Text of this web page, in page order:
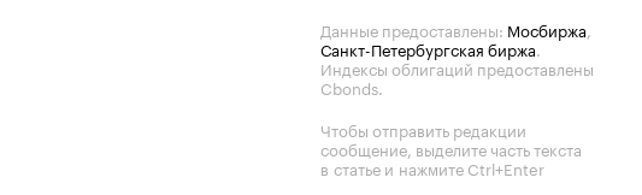
Данные предоставлены: Мосбиржа,
Санкт-Петербургская биржа.
Индексы облигаций предоставлены
Cbonds.
Чтобы отправить редакции
сообщение, выделите часть текста
в статье и нажмите Ctrl+Enter